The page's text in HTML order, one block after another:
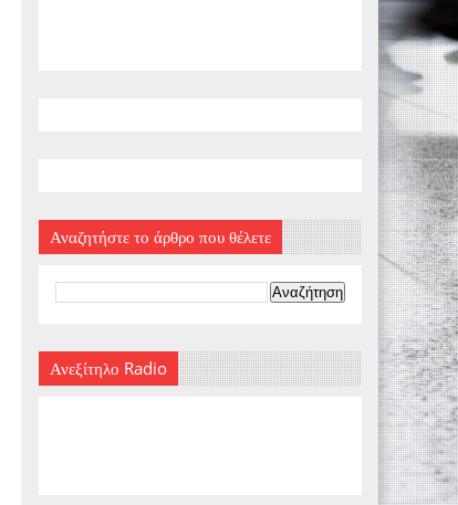
Αναζητήστε το άρθρο που θέλετε
Ανεξίτηλο Radio